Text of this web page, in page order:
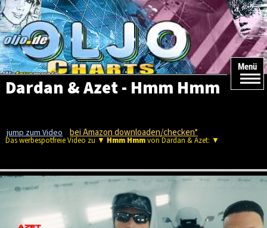
Menü
Dardan & Azet - Hmm Hmm
jump zum Video bei Amazon downloaden/checken*
Das werbespotfreie Video zu ▼ Hmm Hmmvon Dardan & Azet: ▼